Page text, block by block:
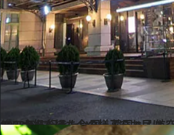
2023.2.9
2023年に行きたい国、韓国へ！航空券事情から現地のカフェ情報までコロナ禍を経た今の様子をお届け
旅＆お出かけ